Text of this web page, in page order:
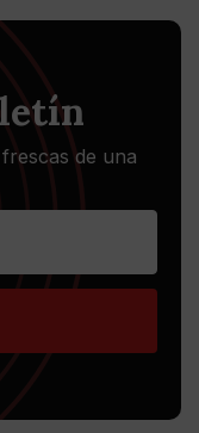
de una